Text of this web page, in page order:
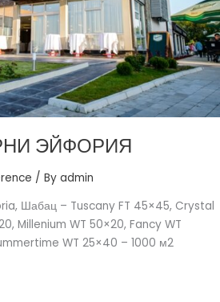
ЭЙФОРИЯ
/ By admin
Шабац – Tuscany FT 45×45, Crystal
Millenium WT 50×20, Fancy WT
WT 25×40 – 1000 м2